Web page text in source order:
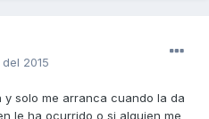
2015
y solo me arranca cuando la da
le ha ocurrido o si alguien me